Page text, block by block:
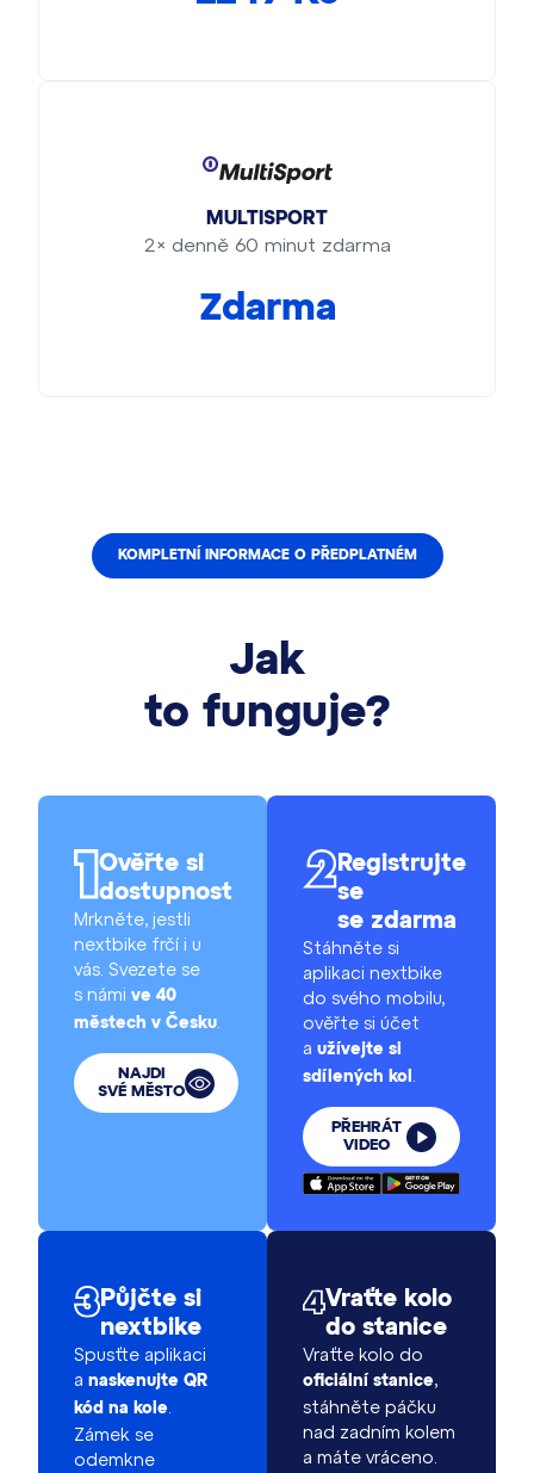
MULTISPORT
2× denně 60 minut zdarma
Zdarma
KOMPLETNÍ INFORMACE O PŘEDPLATNÉM
Jak
to funguje?
Ověřte si
dostupnost
Mrkněte, jestli
nextbike frčí i u
vás. Svezete se
s námi ve 40
městech v Česku
NAJDI
SVÉ MĚSTO
Registrujte
se
se zdarma
Stáhněte si
aplikaci nextbike
do svého mobilu,
ověřte si účet
a užívejte si
sdílených kol
PŘEHRÁT
VIDEO
Půjčte si
nextbike
Spusťte aplikaci
a naskenujte QR
kód na kole.
Zámek se
odemkne
Vraťte kolo
do stanice
Vraťte kolo do
oficiální stanice,
stáhněte páčku
nad zadním kolem
a máte vráceno.